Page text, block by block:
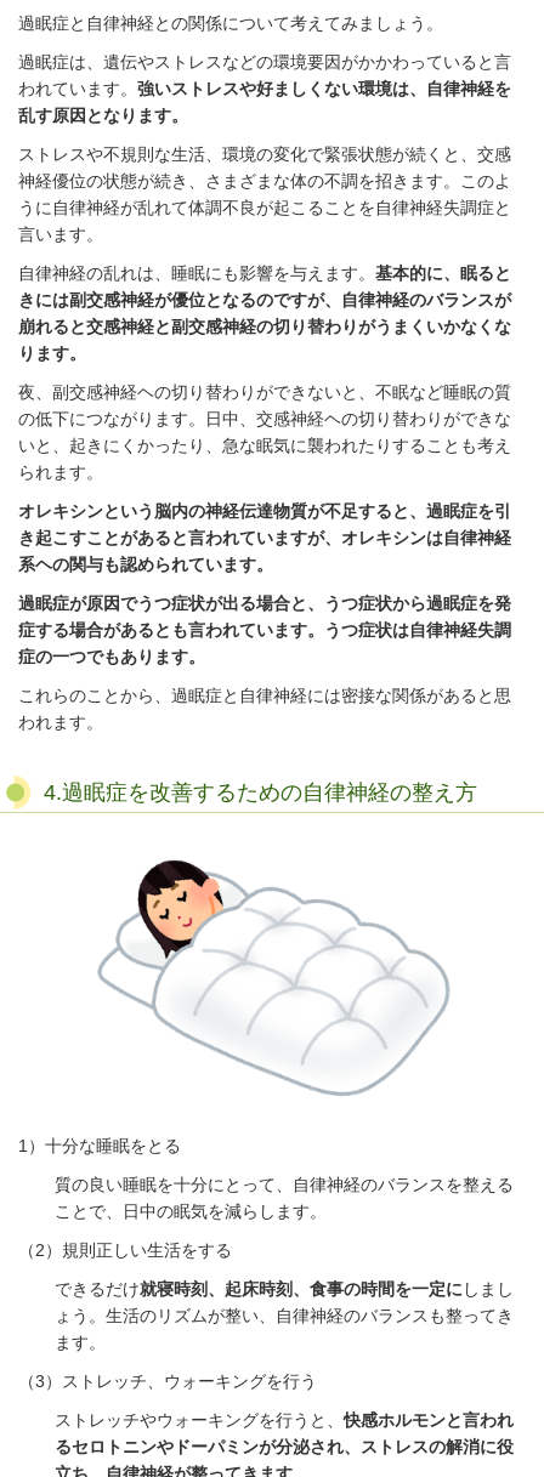
過眠症と自律神経との関係について考えてみましょう。
過眠症は、遺伝やストレスなどの環境要因がかかわっていると言
われています。 強いストレスや好ましくない環境は、自律神経を
乱す原因となります。
ストレスや不規則な生活、環境の変化で緊張状態が続くと、交感
神経優位の状態が続き、さまざまな体の不調を招きます。このよ
うに自律神経が乱れて体調不良が起こることを自律神経失調症と
言います。
自律神経の乱れは、睡眠にも影響を与えます。 基本的に、眠ると
きには副交感神経が優位となるのですが、自律神経のバランスが
崩れると交感神経と副交感神経の切り替わりがうまくいかなくな
ります。
夜、副交感神経ヘの切り替わりができないと、不眠など睡眠の質
の低下につながります。日中、交感神経ヘの切り替わりができな
いと、起きにくかったり、急な眠気に襲われたりすることも考え
られます。
オレキシンという脳内の神経伝達物質が不足すると、過眠症を引
き起こすことがあると言われていますが、オレキシンは自律神経
系ヘの関与も認められています。
過眠症が原因でうつ症状が出る場合と、うつ症状から過眠症を発
症する場合があるとも言われています。うつ症状は自律神経失調
症の一つでもあります。
これらのことから、過眠症と自律神経には密接な関係があると思
われます。
4.過眠症を改善するための自律神経の整え方
1）十分な睡眠をとる
質の良い睡眠を十分にとって、自律神経のバランスを整える
ことで、日中の眠気を減らします。
（2）規則正しい生活をする
できるだけ就寝時刻、起床時刻、食事の時間を一定にしまし
ょう。生活のリズムが整い、自律神経のバランスも整ってき
ます。
（3）ストレッチ、ウォーキングを行う
ストレッチやウォーキングを行うと、快感ホルモンと言われ
るセロトニンやドーパミンが分泌され、ストレスの解消に役